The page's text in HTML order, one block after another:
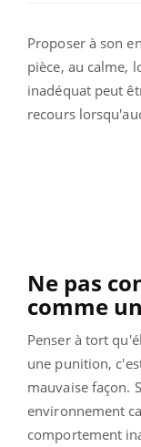
Proposer à son
pièce, au calme,
inadéquat peut
recours
Ne pas
comme
Penser à tort
une punition,
mauvaise façon.
environnement
comportement